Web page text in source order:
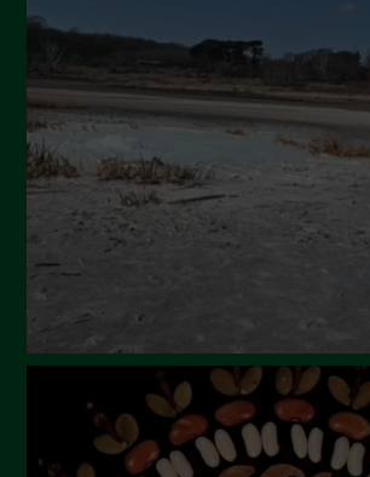
Settembre 2024
Luglio 2024
Maggio 2024
Aprile 2024
Marzo 2024
Febbraio 2024
Ottobre 2023
Settembre 2023